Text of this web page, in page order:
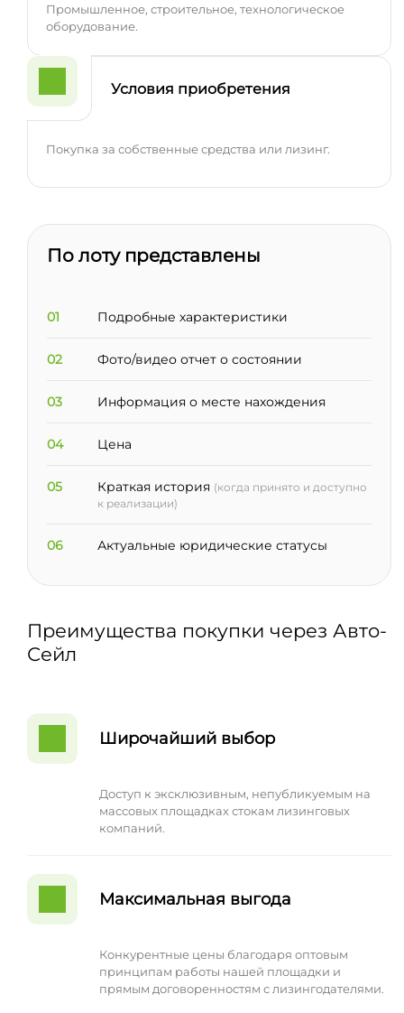
Промышленное, строительное, технологическое
оборудование.
Условия приобретения
Покупка за собственные средства или лизинг.
По лоту представлены
01 Подробные характеристики
02 Фото/видео отчет о состоянии
03 Информация о месте нахождения
04 Цена
05 Краткая история (когда принято и доступно
к реализации)
06 Актуальные юридические статусы
Преимущества покупки через Авто-
Сейл
Широчайший выбор
Доступ к эксклюзивным, непубликуемым на
массовых площадках стокам лизинговых
компаний.
Максимальная выгода
Конкурентные цены благодаря оптовым
принципам работы нашей площадки и
прямым договоренностям с лизингодателями.